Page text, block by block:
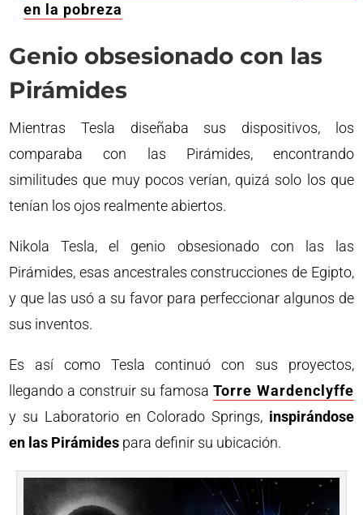
en la pobreza
Genio obsesionado con las
Pirámides
Mientras Tesla diseñaba sus dispositivos, los
comparaba con las Pirámides, encontrando
similitudes que muy pocos verían, quizá solo los que
tenían los ojos realmente abiertos.
Nikola Tesla, el genio obsesionado con las las
Pirámides, esas ancestrales construcciones de Egipto,
y que las usó a su favor para perfeccionar algunos de
sus inventos.
Es así como Tesla continuó con sus proyectos,
llegando a construir su famosa Torre Wardenclyffe
y su Laboratorio en Colorado Springs, inspirándose
en las Pirámides para definir su ubicación.